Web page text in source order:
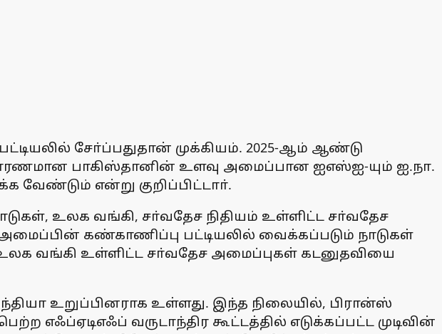
சோ்ப்பதுதான் முக்கியம். 2025-ஆம் ஆண்டு
பாகிஸ்தானின் உளவு அமைப்பான ஐஎஸ்ஐ-யும் ஐ.நா.
வேண்டும் என்று குறிப்பிட்டாா்.
உலக வங்கி, சா்வதேச நிதியம் உள்ளிட்ட சா்வதேச
அமைப்பின் கண்காணிப்பு பட்டியலில் வைக்கப்படும் நாடுகள்
உலக வங்கி உள்ளிட்ட சா்வதேச அமைப்புகள் கடனுதவியை
உறுப்பினராக உள்ளது. இந்த நிலையில், பிரான்ஸ்
வருடாந்திர கூட்டத்தில் எடுக்கப்பட்ட முடிவின்